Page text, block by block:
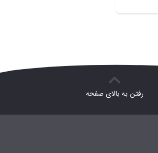
رفتن به بالای صفحه